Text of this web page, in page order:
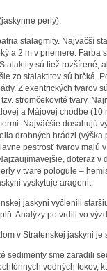
perly).
stalagmity. Najväčší
a 2 m v priemere. Farba
sú tiež rozšírené,
zo stalaktitov sú brčká.
Z exentrických tvarov
stromčekovité tvary.
a Májovej chodbe (10
Najväčšie dosahujú
drobných hrádzi (výška
pestrosť tvarov majú
doteraz v
v tvare pologule –
vyskytuje aragonit.
jaskyni vyčlenili
Analýzy potvrdili vo
v Stratenskej jaskyni je
sedimenty sme zaradili
vodných tokov,